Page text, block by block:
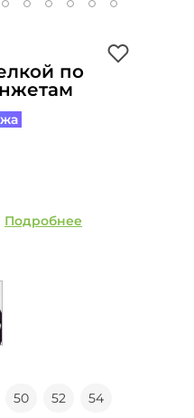
по
Подробнее
50 52
54